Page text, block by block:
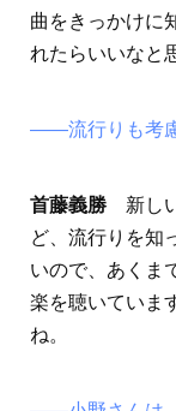
曲をきっかけに
れたらいいなと
――流行りも考慮
首藤義勝 新し
ど、流行りを知
いので、あくま
楽を聴いていま
ね。